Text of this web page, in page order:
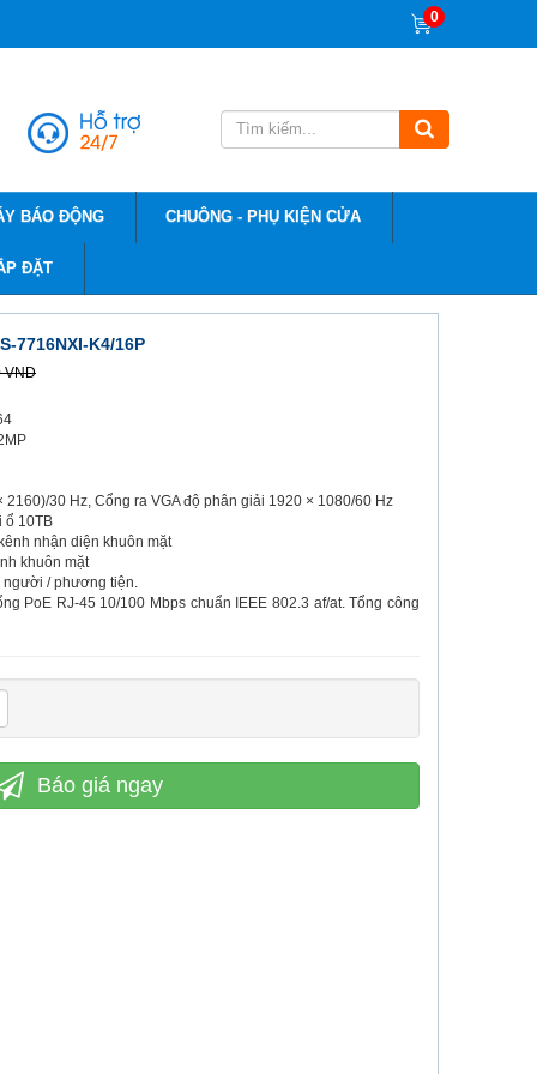
0
BÁO ĐỘNG CHUÔNG - PHỤ KIỆN CỬA
ĐẶT
7716NXI-K4/16P
VND
30 Hz, Cổng ra VGA độ phân giải 1920 × 1080/60 Hz
ổ 10TB
nhận diện khuôn mặt
khuôn mặt
người / phương tiện.
PoE RJ-45 10/100 Mbps chuẩn IEEE 802.3 af/at. Tổng công
Báo giá ngay